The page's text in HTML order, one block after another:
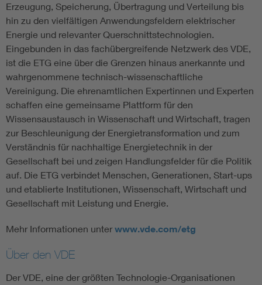
Erzeugung, Speicherung, Übertragung und Verteilung bis
hin zu den vielfältigen Anwendungsfeldern elektrischer
Energie und relevanter Querschnittstechnologien.
Eingebunden in das fachübergreifende Netzwerk des VDE,
ist die ETG eine über die Grenzen hinaus anerkannte und
wahrgenommene technisch-wissenschaftliche
Vereinigung. Die ehrenamtlichen Expertinnen und Experten
schaffen eine gemeinsame Plattform für den
Wissensaustausch in Wissenschaft und Wirtschaft, tragen
zur Beschleunigung der Energietransformation und zum
Verständnis für nachhaltige Energietechnik in der
Gesellschaft bei und zeigen Handlungsfelder für die Politik
auf. Die ETG verbindet Menschen, Generationen, Start-ups
und etablierte Institutionen, Wissenschaft, Wirtschaft und
Gesellschaft mit Leistung und Energie.
Mehr Informationen unterwww.vde.com/etg
Über den VDE
Der VDE, eine der größten Technologie-Organisationen